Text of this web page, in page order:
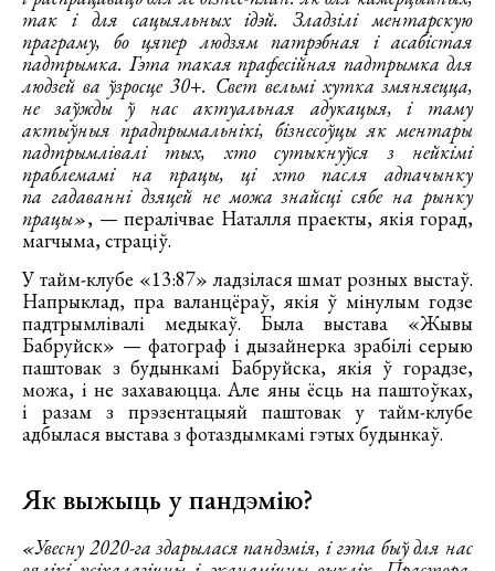
так і для сацыяльных ідэй. Зладзілі ментарскую
праграму, бо цяпер людзям патрэбная і асабістая
падтрымка. Гэта такая прафесійная падтрымка для
людзей ва ўзросце 30+. Свет вельмі хутка змяняецца,
не заўжды ў нас актуальная адукацыя, і таму
актыўныя прадпрымальнікі, бізнесоўцы як ментары
падтрымлівалі тых, хто сутыкнуўся з нейкімі
праблемамі на працы, ці хто пасля адпачынку
па гадаванні дзяцей не можа знайсці сябе на рынку
працы», — пералічвае Наталля праекты, якія горад,
магчыма, страціў.
У тайм-клубе «13:87» ладзілася шмат розных выстаў.
Напрыклад, пра валанцёраў, якія ў мінулым годзе
падтрымлівалі медыкаў. Была выстава «Жывы
Бабруйск» — фатограф і дызайнерка зрабілі серыю
паштовак з будынкамі Бабруйска, якія ў горадзе,
можа, і не захаваюцца. Але яны ёсць на паштоўках,
і разам з прэзентацыяй паштовак у тайм-клубе
адбылася выстава з фотаздымкамі гэтых будынкаў.
Як выжыць у пандэмію?
«Увесну 2020-га здарылася пандэмія, і гэта быў для нас